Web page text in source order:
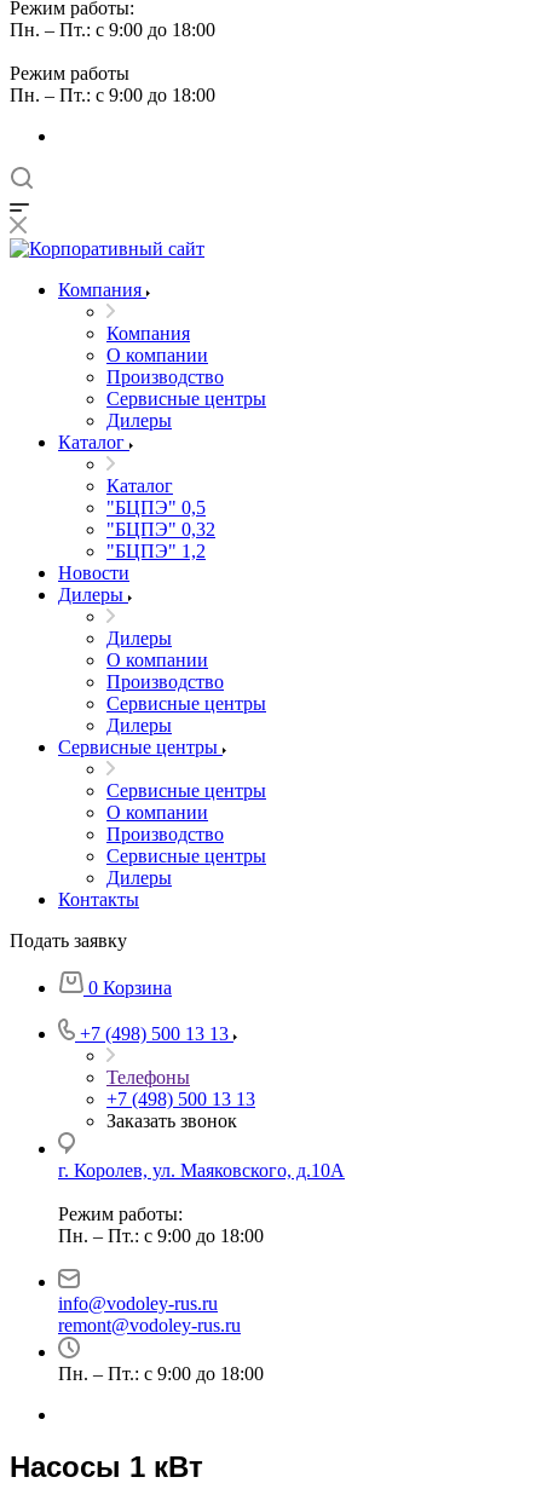
Режим работы:
Пн. – Пт.: с 9:00 до 18:00
Режим работы
Пн. – Пт.: с 9:00 до 18:00
Компания
Компания
О компании
Производство
Сервисные центры
Дилеры
Каталог
Каталог
"БЦПЭ" 0,5
"БЦПЭ" 0,32
"БЦПЭ" 1,2
Новости
Дилеры
Дилеры
О компании
Производство
Сервисные центры
Дилеры
Сервисные центры
Сервисные центры
О компании
Производство
Сервисные центры
Дилеры
Контакты
Подать заявку
0 Корзина
+7 (498) 500 13 13
Телефоны
+7 (498) 500 13 13
Заказать звонок
г. Королев, ул. Маяковского, д.10А
Режим работы:
Пн. – Пт.: с 9:00 до 18:00
info@vodoley-rus.ru
remont@vodoley-rus.ru
Пн. – Пт.: с 9:00 до 18:00
Насосы 1 кВт